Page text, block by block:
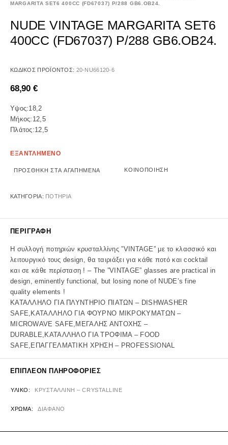
MARGARITA SET6 400CC (FD67037) P/288 GB6.OB24.
NUDE VINTAGE MARGARITA SET6
400CC (FD67037) P/288 GB6.OB24.
ΚΩΔΙΚΌΣ ΠΡΟΪΌΝΤΟΣ: 20-NU66120-6
68,90 €
Υψος:18,2
Μήκος:12,5
Πλάτος:12,5
ΕΞΑΝΤΛΗΜΕΝΟ
ΠΡΟΣΘΉΚΗ ΣΤΑ ΑΓΑΠΗΜΈΝΑ ΚΟΙΝΟΠΟΊΗΣΗ
ΚΑΤΗΓΟΡΊΑ: ΠΟΤΗΡΙΑ
ΠΕΡΙΓΡΑΦΉ
Η συλλογή ποτηριών κρυσταλλίνης ”VINTAGE” με το κλασσικό και
λειτουργικό τους design, θα ταιριάξει για κάθε ποτό και cocktail
και σε κάθε περίσταση ! – The ”VINTAGE” glasses are practical in
design, eminently functional, but losing none of NUDE’s fine
quality elements !
ΚΑΤΑΛΛΗΛΟ ΓΙΑ ΠΛΥΝΤΗΡΙΟ ΠΙΑΤΩΝ – DISHWASHER
SAFE,ΚΑΤΑΛΛΗΛΟ ΓΙΑ ΦΟΥΡΝΟ ΜΙΚΡΟΚΥΜΑΤΩΝ –
MICROWAVE SAFE,ΜΕΓΑΛΗΣ ΑΝΤΟΧΗΣ –
DURABLE,ΚΑΤΑΛΛΗΛΟ ΓΙΑ ΤΡΟΦΙΜΑ – FOOD
SAFE,ΕΠΑΓΓΕΛΜΑΤΙΚΗ ΧΡΗΣΗ – PROFESSIONAL
ΕΠΙΠΛΈΟΝ ΠΛΗΡΟΦΟΡΊΕΣ
ΥΛΙΚΌ ΚΡΥΣΤΑΛΛΙΝΗ – CRYSTALLINE
ΧΡΏΜΑ ΔΙΑΦΑΝΟ